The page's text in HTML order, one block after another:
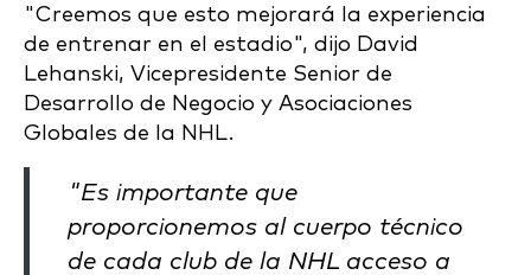
"Creemos que esto mejorará la experiencia
de entrenar en el estadio", dijo David
Lehanski, Vicepresidente Senior de
Desarrollo de Negocio y Asociaciones
Globales de la NHL.
"Es importante que
proporcionemos al cuerpo técnico
de cada club de la NHL acceso a